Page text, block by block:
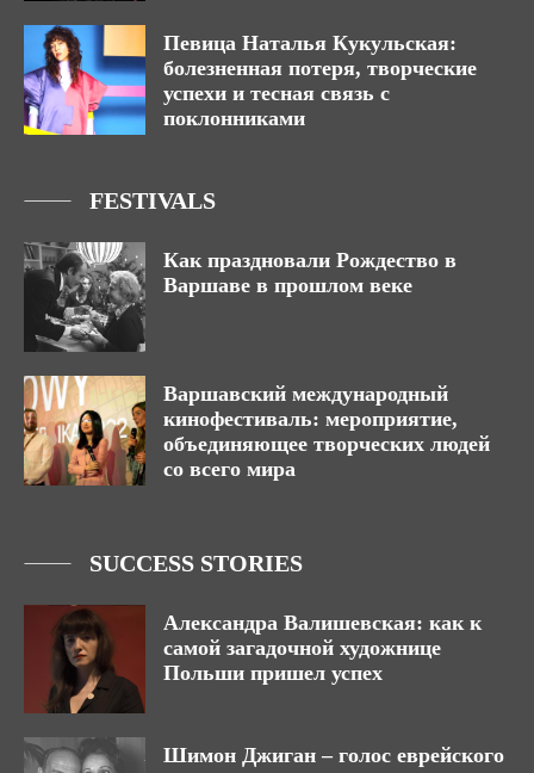
Певица Наталья Кукульская:
болезненная потеря, творческие
успехи и тесная связь с
поклонниками
FESTIVALS
Как праздновали Рождество в
Варшаве в прошлом веке
Варшавский международный
кинофестиваль: мероприятие,
объединяющее творческих людей
со всего мира
SUCCESS STORIES
Александра Валишевская: как к
самой загадочной художнице
Польши пришел успех
Шимон Джиган – голос еврейского